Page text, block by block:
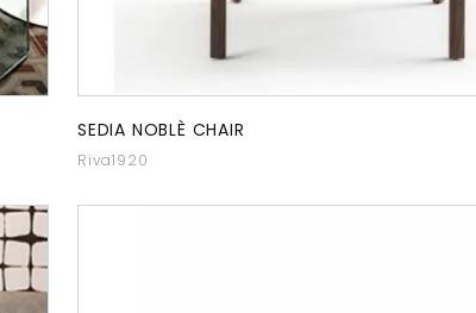
SEDIA NOBLÈ CHAIR
Riva1920